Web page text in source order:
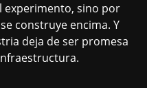
experimento, sino por
construye encima. Y
deja de ser promesa